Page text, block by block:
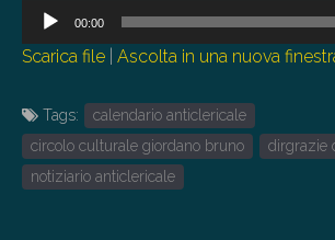
Audio
00:00
Scarica file Ascolta in una nuova
Tags:
calendario anticlericale
circolo culturale giordano bruno
dirgrazie
notiziario anticlericale